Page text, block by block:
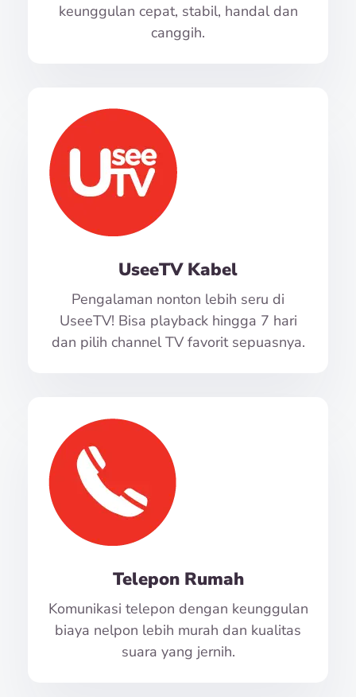
keunggulan cepat, stabil, handal dan
canggih.
UseeTV Kabel
Pengalaman nonton lebih seru di
UseeTV! Bisa playback hingga 7 hari
dan pilih channel TV favorit sepuasnya.
Telepon Rumah
Komunikasi telepon dengan keunggulan
biaya nelpon lebih murah dan kualitas
suara yang jernih.